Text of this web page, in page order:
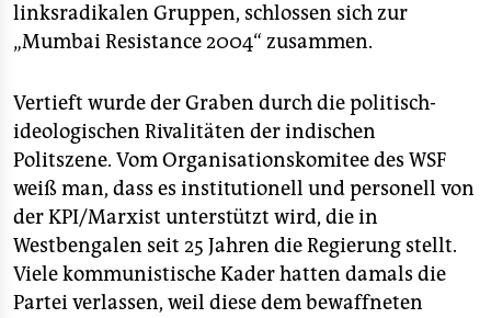
linksradikalen Gruppen, schlossen sich zur
„Mumbai Resistance 2004“ zusammen.
Vertieft wurde der Graben durch die politisch-
ideologischen Rivalitäten der indischen
Politszene. Vom Organisationskomitee des WSF
weiß man, dass es institutionell und personell von
der KPI/Marxist unterstützt wird, die in
Westbengalen seit 25 Jahren die Regierung stellt.
Viele kommunistische Kader hatten damals die
Partei verlassen, weil diese dem bewaffneten